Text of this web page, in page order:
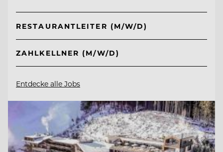
RESTAURANTLEITER (M/W/D)
ZAHLKELLNER (M/W/D)
Entdecke alle Jobs